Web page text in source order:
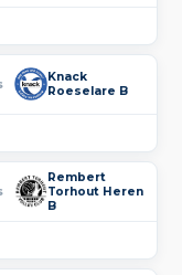
Knack
Roeselare B
Rembert
Torhout Heren
B